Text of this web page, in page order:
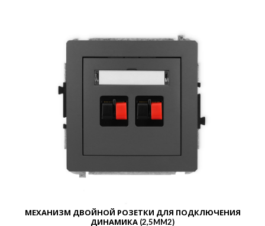
МЕХАНИЗМ ДВОЙНОЙ РОЗЕТКИ ДЛЯ ПОДКЛЮЧЕНИЯ
ДИНАМИКА (2,5MM2)